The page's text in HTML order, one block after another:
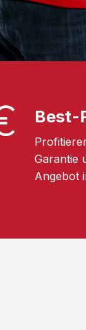
Best-
Garantie
Angebot